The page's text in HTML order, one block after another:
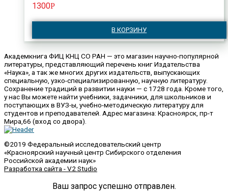
1300Р
В КОРЗИНУ
Академкнига ФИЦ КНЦ СО РАН — это магазин научно-популярной
литературы, представляющий перечень книг Издательства
«Наука», а так же многих других издательств, выпускающих
специальную, узко-специализированную, научную литературу.
Сохранение традиций в развитии науки — с 1728 года. Кроме того,
у нас Вы можете найти учебники, задачники, для школьников и
поступающих в ВУЗ-ы, учебно-методическую литературу для
студентов и преподавателей. Адрес магазина: Красноярск, пр-т
Мира,66 (вход со двора).
©2019 Федеральный исследовательский центр
«Красноярский научный центр Сибирского отделения
Российской академии наук»
Разработка сайта - V2 Studio
Ваш запрос успешно отправлен.